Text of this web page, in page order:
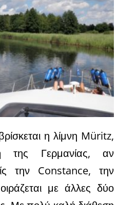
η λίμνη Müritz,
της Γερμανίας, αν
την Constance, την
με άλλες δύο